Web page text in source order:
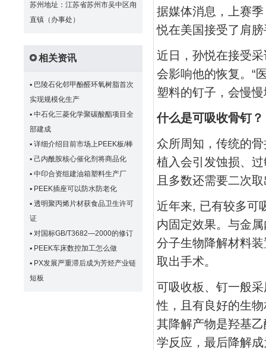
苏州地址：江苏省苏州市吴中区甪
直镇（办事处）
相关资讯
▪ 巴陵石化邻甲酚醛环氧树脂首次
实现规模化生产
▪ 中石化三菱化学聚碳酸酯项目全
部建成
▪ 详细介绍目前市场上PEEK板/棒
▪ 己内酰胺核心催化剂将商品化
▪ 中印合资组建油箱塑料生产厂
▪ PEEK插座可以防水防老化
▪ 透明聚丙烯片材获食品卫生许可
证
▪ 对国标GB/T3682—2000的修订
▪ PEEK车床数控加工怎么做
▪ PX发展严重滞后成为芳烃产业链
短板
据媒体消息，上赛
悦在美国接受了肩
近日，孙悦在接受
会影响他的恢复。“
塑料的钉子，会慢
什么是可吸收骨钉？
众所周知，传统的
植入会引发蚀损、
且多数还需要二次
近年来, 已有较多可
内固定效果。与金
分子生物降解材料
取出手术。
可吸收板、钉一般
性，且有良好的生
其降解产物是羟基
学反应，最后降解